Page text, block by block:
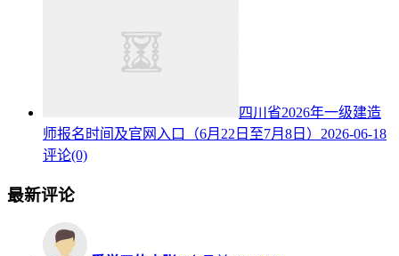
四川省2026年一级建造
师报名时间及官网入口（6月22日至7月8日） 2026-06-18
评论(0)
最新评论